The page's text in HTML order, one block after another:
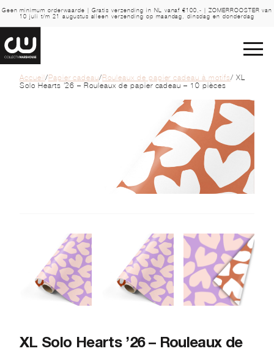
Geen minimum orderwaarde | Gratis verzending in NL vanaf €100,- | ZOMERROOSTER van
10 juli t/m 21 augustus alleen verzending op maandag, dinsdag en donderdag
Accueil /Papier cadeau/Rouleaux de papier cadeau à motifs/ XL
Solo Hearts ’26 – Rouleaux de papier cadeau – 10 pièces
XL Solo Hearts ’26 – Rouleaux de